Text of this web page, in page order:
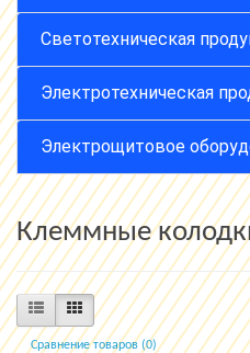
Светотехническая
Электротехническая
Электрощитовое
Клеммные
Сравнение товаров (0)